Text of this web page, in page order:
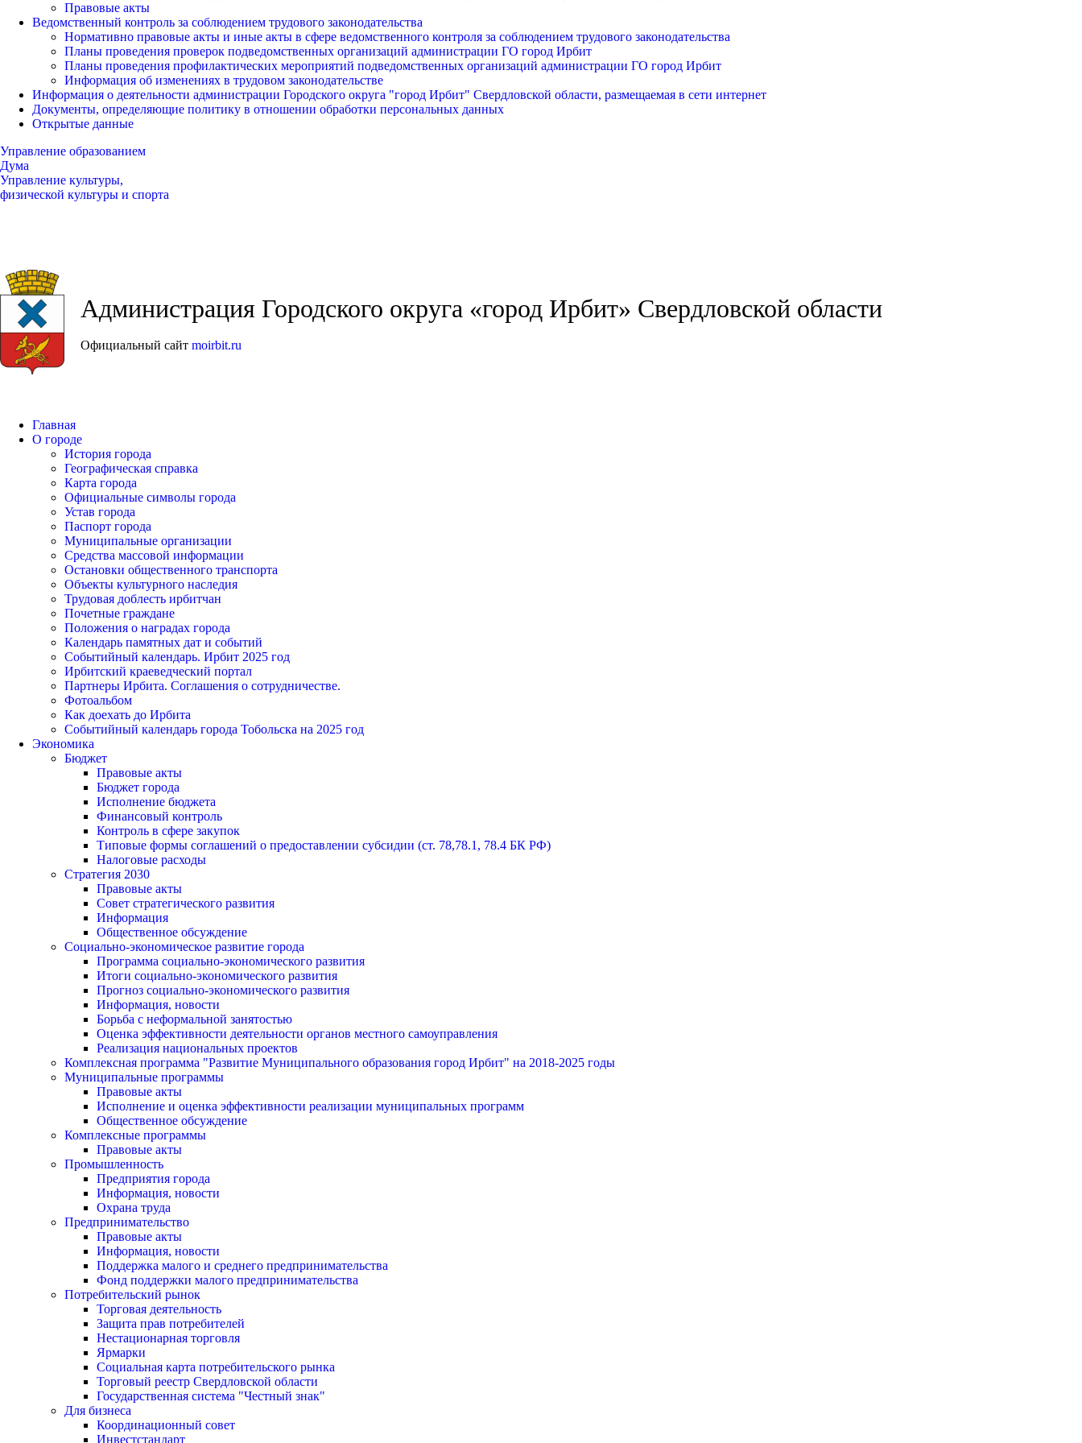
Правовые акты
Ведомственный контроль за соблюдением трудового законодательства
Нормативно правовые акты и иные акты в сфере ведомственного контроля за соблюдением трудового законодательства
Планы проведения проверок подведомственных организаций администрации ГО город Ирбит
Планы проведения профилактических мероприятий подведомственных организаций администрации ГО город Ирбит
Информация об изменениях в трудовом законодательстве
Информация о деятельности администрации Городского округа "город Ирбит" Свердловской области, размещаемая в сети интернет
Документы, определяющие политику в отношении обработки персональных данных
Открытые данные
Управление образованием
Дума
Управление культуры,
физической культуры и спорта
Администрация Городского округа «город Ирбит» Свердловской области
Официальный сайт moirbit.ru
Главная
О городе
История города
Географическая справка
Карта города
Официальные символы города
Устав города
Паспорт города
Муниципальные организации
Средства массовой информации
Остановки общественного транспорта
Объекты культурного наследия
Трудовая доблесть ирбитчан
Почетные граждане
Положения о наградах города
Календарь памятных дат и событий
Событийный календарь. Ирбит 2025 год
Ирбитский краеведческий портал
Партнеры Ирбита. Соглашения о сотрудничестве.
Фотоальбом
Как доехать до Ирбита
Событийный календарь города Тобольска на 2025 год
Экономика
Бюджет
Правовые акты
Бюджет города
Исполнение бюджета
Финансовый контроль
Контроль в сфере закупок
Типовые формы соглашений о предоставлении субсидии (ст. 78,78.1, 78.4 БК РФ)
Налоговые расходы
Стратегия 2030
Правовые акты
Совет стратегического развития
Информация
Общественное обсуждение
Социально-экономическое развитие города
Программа социально-экономического развития
Итоги социально-экономического развития
Прогноз социально-экономического развития
Информация, новости
Борьба с неформальной занятостью
Оценка эффективности деятельности органов местного самоуправления
Реализация национальных проектов
Комплексная программа "Развитие Муниципального образования город Ирбит" на 2018-2025 годы
Муниципальные программы
Правовые акты
Исполнение и оценка эффективности реализации муниципальных программ
Общественное обсуждение
Комплексные программы
Правовые акты
Промышленность
Предприятия города
Информация, новости
Охрана труда
Предпринимательство
Правовые акты
Информация, новости
Поддержка малого и среднего предпринимательства
Фонд поддержки малого предпринимательства
Потребительский рынок
Торговая деятельность
Защита прав потребителей
Нестационарная торговля
Ярмарки
Социальная карта потребительского рынка
Торговый реестр Свердловской области
Государственная система "Честный знак"
Для бизнеса
Координационный совет
Инвестстандарт